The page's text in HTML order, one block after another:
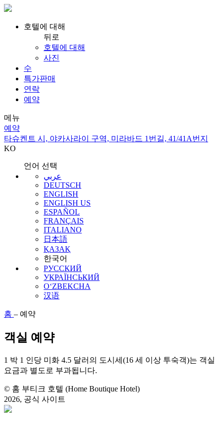
호텔에 대해
뒤로
호텔에 대해
사진
수
특가판매
연락
예약
메뉴
예약
타슈켄트 시, 야카사라이 구역, 미라바드 1번길, 41/41A번지
KO
언어 선택
عربي
DEUTSCH
ENGLISH
ENGLISH US
ESPAÑOL
FRANÇAIS
ITALIANO
日本語
ҚАЗАҚ
한국어
РУССКИЙ
УКРАЇНСЬКИЙ
O‘ZBEKCHA
汉语
홈 – 예약
객실 예약
1 박 1 인당 미화 4.5 달러의 도시세(16 세 이상 투숙객)는 객실
요금과 별도로 부과됩니다.
© 홈 부티크 호텔 (Home Boutique Hotel)
2026, 공식 사이트